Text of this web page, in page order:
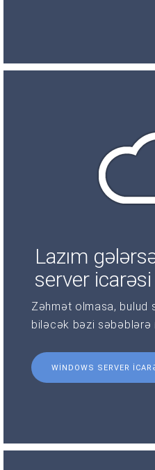
Lazım
server
Zəhmət olmasa, bulud
biləcək bəzi səbəblərə
WINDOWS SERVER